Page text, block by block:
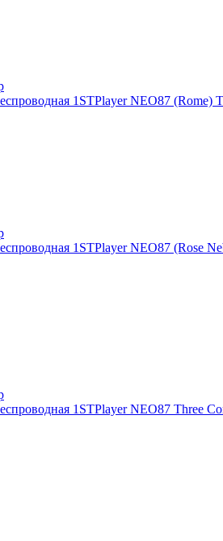
1STPlayer NEO87 (Rome)
1STPlayer NEO87 (Rose
1STPlayer NEO87 Three